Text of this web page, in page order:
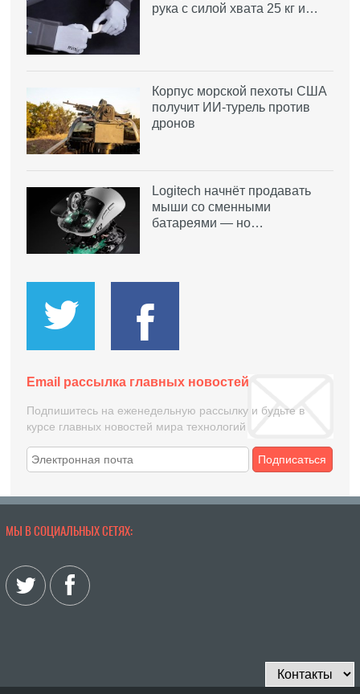
рука с силой хвата 25 кг и…
Корпус морской пехоты США
получит ИИ-турель против
дронов
Logitech начнёт продавать
мыши со сменными
батареями — но…
Email рассылка главных новостей
Подпишитесь на еженедельную рассылку и будьте в
курсе главных новостей мира технологий
Подписаться
МЫ В СОЦИАЛЬНЫХ СЕТЯХ: